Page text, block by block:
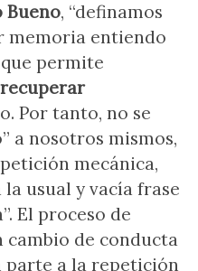
Bueno, “definamos
memoria entiendo
permite
Por tanto, no se
a nosotros mismos,
mecánica,
usual y vacía frase
El proceso de
de conducta
parte a la repetición